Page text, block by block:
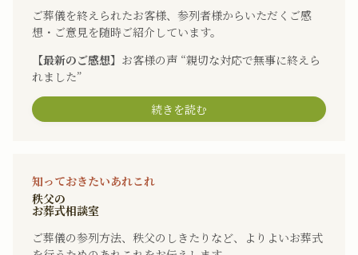
ご葬儀を終えられたお客様、参列者様からいただくご感
想・ご意見を随時ご紹介しています。
【最新のご感想】 お客様の声 “親切な対応で無事に終えら
れました”
続きを読む
知っておきたいあれこれ
秩父の
お葬式相談室
ご葬儀の参列方法、秩父のしきたりなど、よりよいお葬式